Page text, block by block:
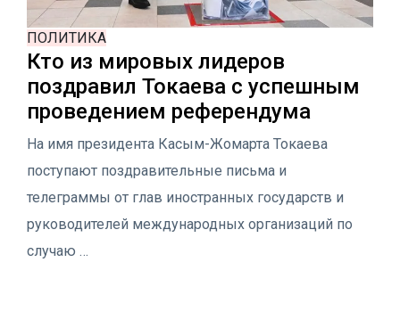
ПОЛИТИКА
Кто из мировых лидеров
поздравил Токаева с успешным
проведением референдума
На имя президента Касым-Жомарта Токаева
поступают поздравительные письма и
телеграммы от глав иностранных государств и
руководителей международных организаций по
случаю …